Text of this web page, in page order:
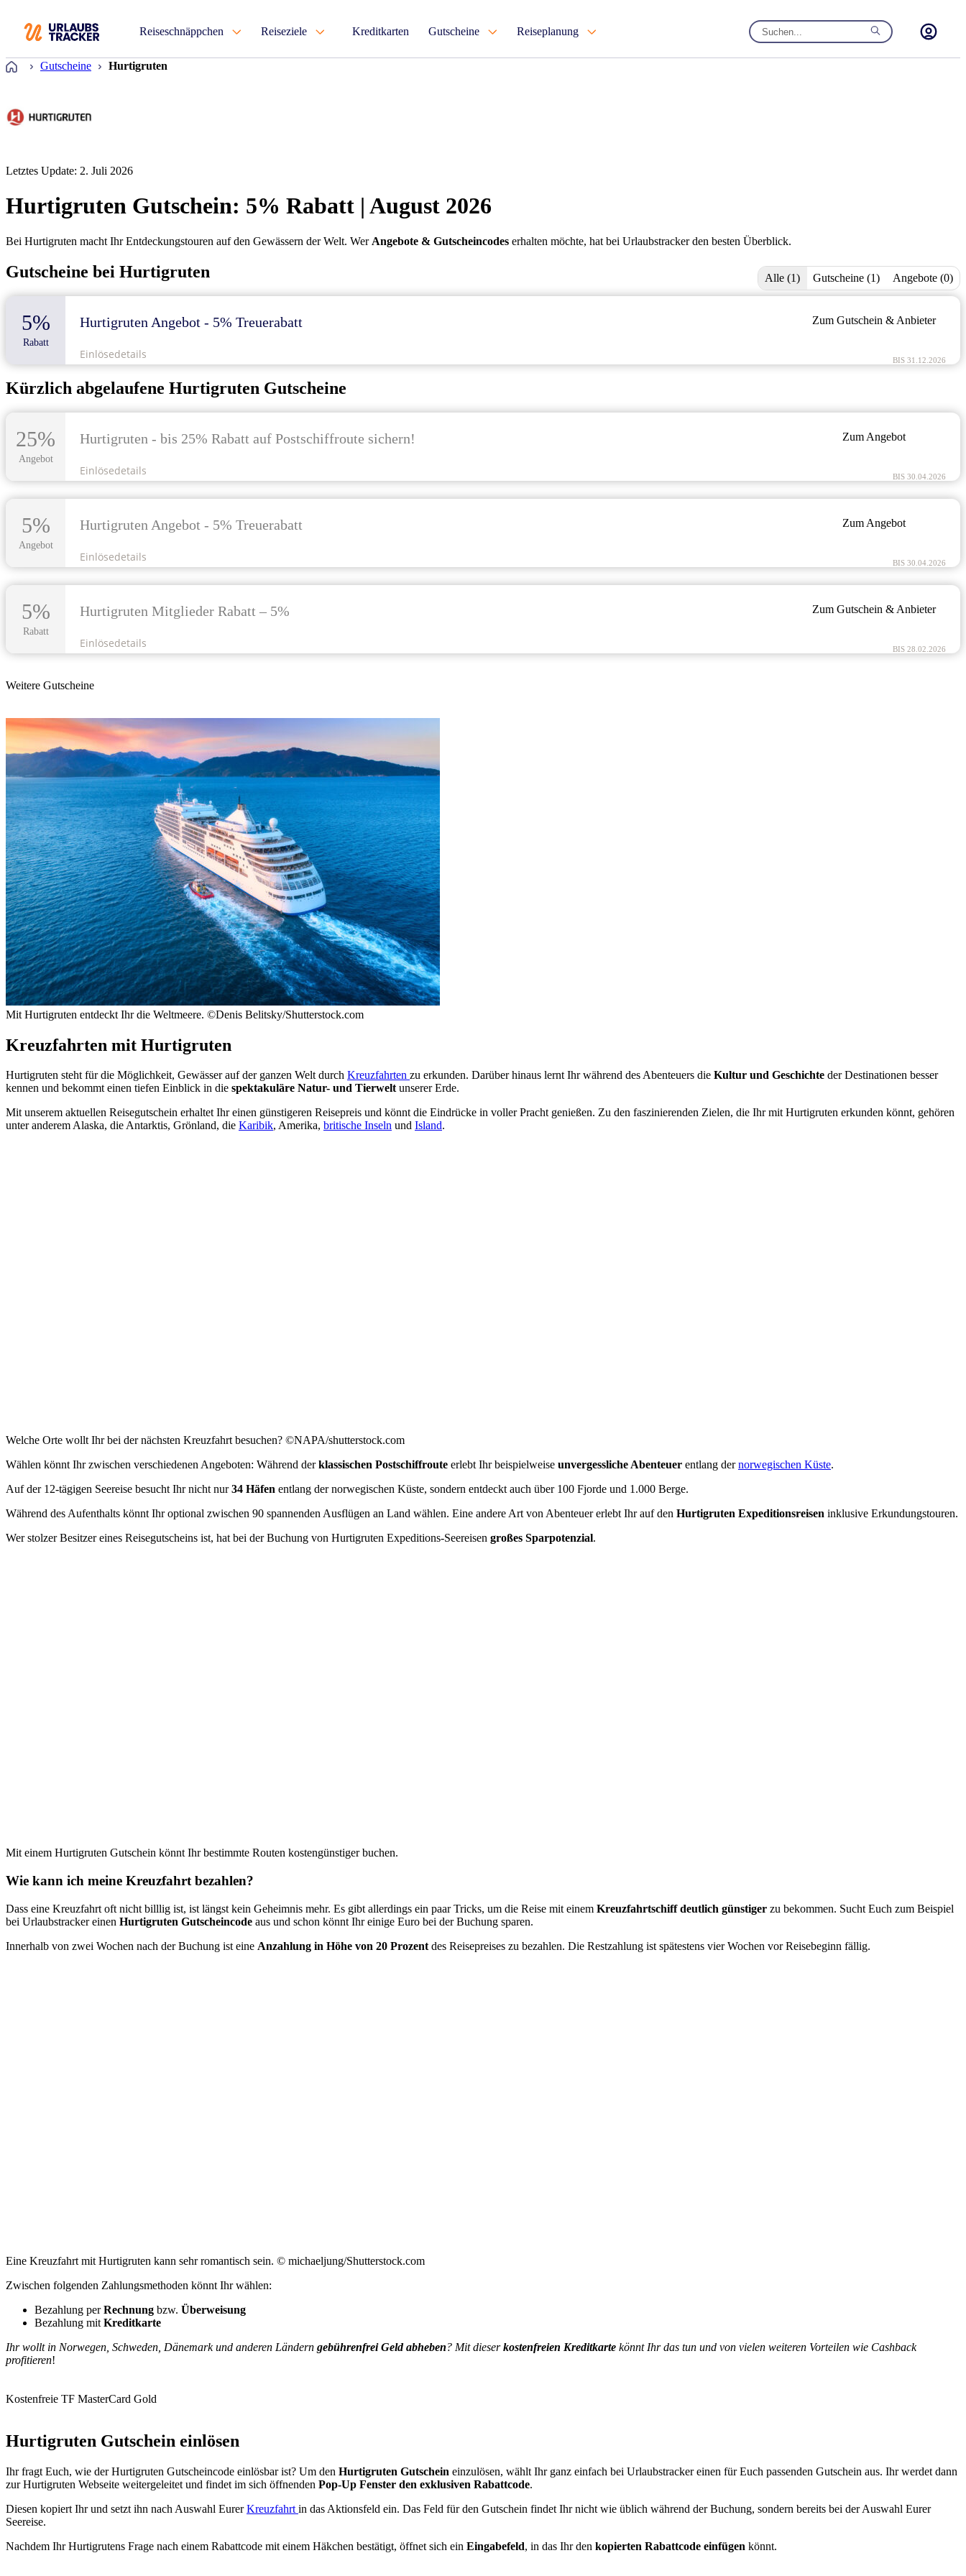
Reiseschnäppchen Reiseziele Kreditkarten Gutscheine Reiseplanung
Startseite
Gutscheine Hurtigruten
Letztes Update: 2. Juli 2026
Hurtigruten Gutschein: 5% Rabatt | August 2026
Bei Hurtigruten macht Ihr Entdeckungstouren auf den Gewässern der Welt. Wer Angebote & Gutscheincodes erhalten möchte, hat bei Urlaubstracker den besten Überblick.
Alle (1) Gutscheine (1) Angebote (0)
Gutscheine bei Hurtigruten
5%
Rabatt
Hurtigruten Angebot - 5% Treuerabatt Zum Gutschein & Anbieter
BIS 31.12.2026
Einlösedetails
Kürzlich abgelaufene Hurtigruten Gutscheine
25%
Angebot
Hurtigruten - bis 25% Rabatt auf Postschiffroute sichern! Zum Angebot
BIS 30.04.2026
Einlösedetails
5%
Angebot
Hurtigruten Angebot - 5% Treuerabatt Zum Angebot
BIS 30.04.2026
Einlösedetails
5%
Rabatt
Hurtigruten Mitglieder Rabatt – 5% Zum Gutschein & Anbieter
BIS 28.02.2026
Einlösedetails
Weitere Gutscheine
Mit Hurtigruten entdeckt Ihr die Weltmeere. ©Denis Belitsky/Shutterstock.com
Kreuzfahrten mit Hurtigruten
Hurtigruten steht für die Möglichkeit, Gewässer auf der ganzen Welt durch Kreuzfahrten zu erkunden. Darüber hinaus lernt Ihr während des Abenteuers die Kultur und Geschichte der Destinationen besser
kennen und bekommt einen tiefen Einblick in die spektakuläre Natur- und Tierweltunserer Erde.
Mit unserem aktuellen Reisegutschein erhaltet Ihr einen günstigeren Reisepreis und könnt die Eindrücke in voller Pracht genießen. Zu den faszinierenden Zielen, die Ihr mit Hurtigruten erkunden könnt, gehören
unter anderem Alaska, die Antarktis, Grönland, die Karibik, Amerika, britische Inseln und Island.
Welche Orte wollt Ihr bei der nächsten Kreuzfahrt besuchen? ©NAPA/shutterstock.com
Wählen könnt Ihr zwischen verschiedenen Angeboten: Während derklassischen Postschiffroute erlebt Ihr beispielweise unvergessliche Abenteuer entlang dernorwegischen Küste.
Auf der 12-tägigen Seereise besucht Ihr nicht nur34 Häfen entlang der norwegischen Küste, sondern entdeckt auch über 100 Fjorde und 1.000 Berge.
Während des Aufenthalts könnt Ihr optional zwischen 90 spannenden Ausflügen an Land wählen. Eine andere Art von Abenteuer erlebt Ihr auf den Hurtigruten Expeditionsreisen inklusive Erkundungstouren.
Wer stolzer Besitzer eines Reisegutscheins ist, hat bei der Buchung von Hurtigruten Expeditions-Seereisen großes Sparpotenzial.
Mit einem Hurtigruten Gutschein könnt Ihr bestimmte Routen kostengünstiger buchen.
Wie kann ich meine Kreuzfahrt bezahlen?
Dass eine Kreuzfahrt oft nicht billlig ist, ist längst kein Geheimnis mehr. Es gibt allerdings ein paar Tricks, um die Reise mit einem Kreuzfahrtschiff deutlich günstiger zu bekommen. Sucht Euch zum Beispiel
bei Urlaubstracker einen Hurtigruten Gutscheincode aus und schon könnt Ihr einige Euro bei der Buchung sparen.
Innerhalb von zwei Wochen nach der Buchung ist eine Anzahlung in Höhe von 20 Prozent des Reisepreises zu bezahlen. Die Restzahlung ist spätestens vier Wochen vor Reisebeginn fällig.
Eine Kreuzfahrt mit Hurtigruten kann sehr romantisch sein. © michaeljung/Shutterstock.com
Zwischen folgenden Zahlungsmethoden könnt Ihr wählen:
Bezahlung perRechnung bzw. Überweisung
Bezahlung mit Kreditkarte
Ihr wollt in Norwegen, Schweden, Dänemark und anderen Ländern gebührenfrei Geld abheben? Mit dieserkostenfreien Kreditkarte könnt Ihr das tun und von vielen weiteren Vorteilen wie Cashback
profitieren!
Kostenfreie TF MasterCard Gold
Hurtigruten Gutschein einlösen
Ihr fragt Euch, wie der Hurtigruten Gutscheincode einlösbar ist? Um den Hurtigruten Gutschein einzulösen, wählt Ihr ganz einfach bei Urlaubstracker einen für Euch passenden Gutschein aus. Ihr werdet dann
zur Hurtigruten Webseite weitergeleitet und findet im sich öffnenden Pop-Up Fenster den exklusiven Rabattcode.
Diesen kopiert Ihr und setzt ihn nach Auswahl EurerKreuzfahrt in das Aktionsfeld ein. Das Feld für den Gutschein findet Ihr nicht wie üblich während der Buchung, sondern bereits bei der Auswahl Eurer
Seereise.
Nachdem Ihr Hurtigrutens Frage nach einem Rabattcode mit einem Häkchen bestätigt, öffnet sich ein Eingabefeld, in das Ihr den kopierten Rabattcode einfügen könnt.